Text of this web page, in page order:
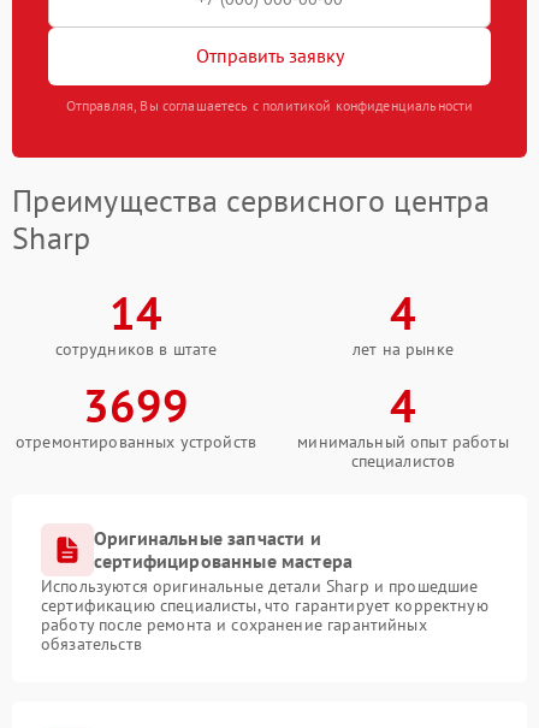
Отправить заявку
Отправляя, Вы соглашаетесь с политикой конфиденциальности
Преимущества сервисного центра
Sharp
14
сотрудников в штате
4
лет на рынке
3699
отремонтированных устройств
4
минимальный опыт работы
специалистов
Оригинальные запчасти и
сертифицированные мастера
Используются оригинальные детали Sharp и прошедшие
сертификацию специалисты, что гарантирует корректную
работу после ремонта и сохранение гарантийных
обязательств